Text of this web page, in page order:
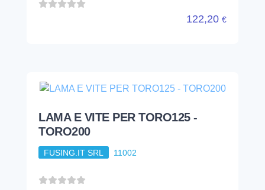
122,20 €
LAMA E VITE PER TORO125 -
TORO200
FUSING.IT SRL 11002